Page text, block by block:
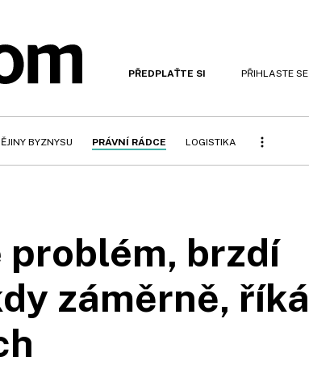
PŘEDPLAŤTE SI PŘIHLASTE SE
BYZNYSU PRÁVNÍ RÁDCE LOGISTIKA
brzdí
záměrně, říká